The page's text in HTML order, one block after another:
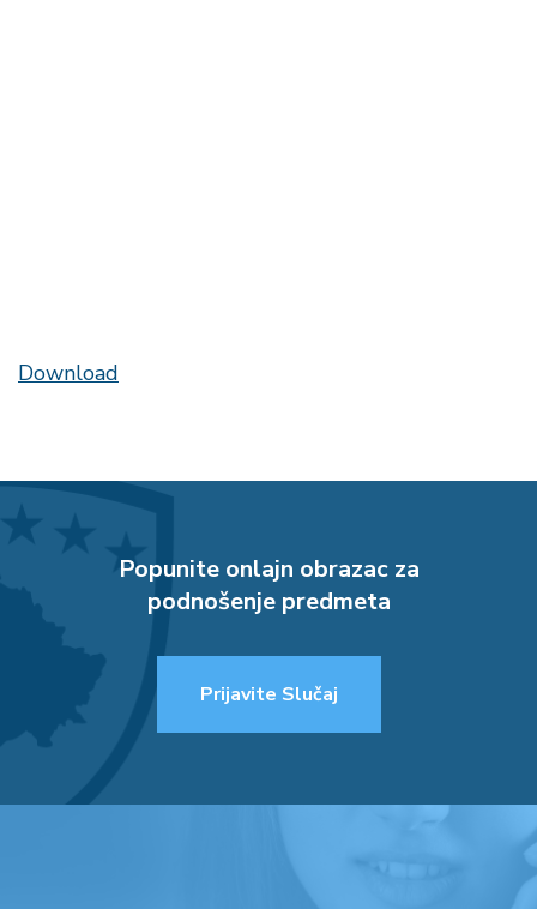
Download
Popunite onlajn obrazac za
podnošenje predmeta
Prijavite Slučaj